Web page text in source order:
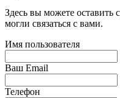
Здесь вы можете
могли связаться с вами.
Имя пользователя
Ваш Email
Телефон